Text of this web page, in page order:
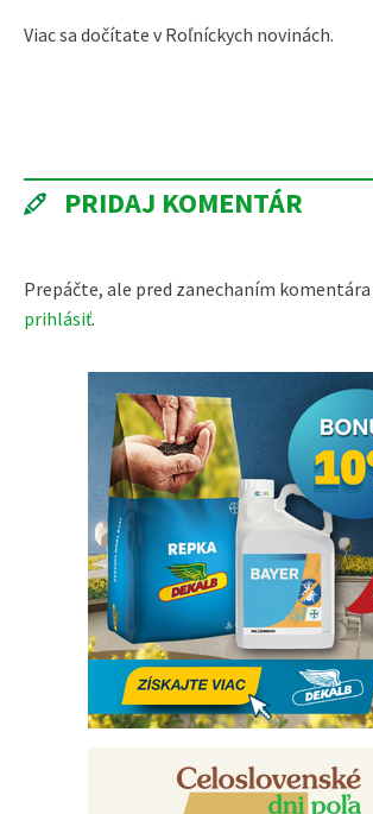
Viac sa dočítate v Roľníckych novinách.
PRIDAJ KOMENTÁR
Prepáčte, ale pred zanechaním
prihlásiť.